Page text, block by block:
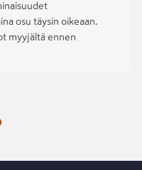
osu täysin oikeaan.
myyjältä ennen